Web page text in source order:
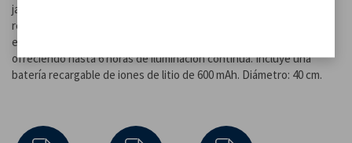
jardines, entradas, terrazas o piscinas. Fabricada en plástico
resistente con protección IP44, está diseñada para durar incluso
en exteriores. Funciona con energía solar y se carga en 6-8 horas,
ofreciendo hasta 6 horas de iluminación continua. Incluye una
batería recargable de iones de litio de 600 mAh. Diámetro: 40 cm.